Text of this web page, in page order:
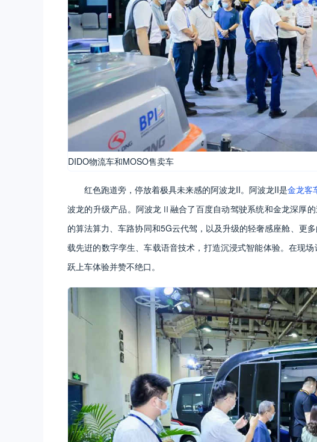
DIDO物流车和MOSO售卖车
红色跑道旁，停放着极具未来感的阿波龙II。阿波龙II是金龙客
波龙的升级产品。阿波龙Ⅱ融合了百度自动驾驶系统和金龙深厚
的算法算力、车路协同和5G云代驾，以及升级的轻奢感座舱、更
载先逬的数字孪生、车载语音技术，打造沉浸式智能体验。在现
跃上车体验并赞不绝口。